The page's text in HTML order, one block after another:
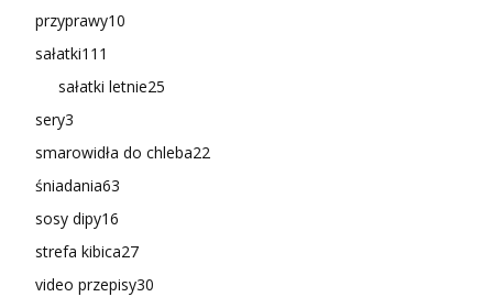
przyprawy10
sałatki111
sałatki letnie25
sery3
smarowidła do chleba22
śniadania63
sosy dipy16
strefa kibica27
video przepisy30